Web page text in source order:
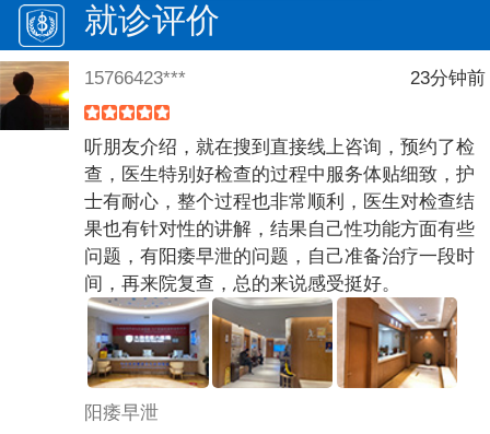
就诊评价
15766423*** 23分钟前
听朋友介绍，就在搜到直接线上咨询，预约了检
查，医生特别好检查的过程中服务体贴细致，护
士有耐心，整个过程也非常顺利，医生对检查结
果也有针对性的讲解，结果自己性功能方面有些
问题，有阳痿早泄的问题，自己准备治疗一段时
间，再来院复查，总的来说感受挺好。
阳痿早泄